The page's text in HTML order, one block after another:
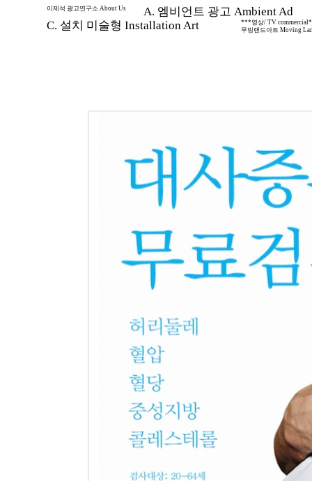
이제석 광고연구소 About Us
A. 엠비언트 광고 Ambient Ad
C. 설치 미술형 Installation Art
***영상/ TV
무빙랜드아트 Moving